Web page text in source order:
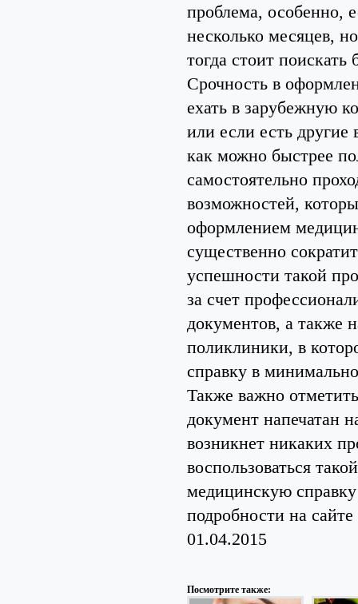
проблема, особенно,
несколько месяцев,
тогда стоит
Срочность в
ехать в зарубежную
или если есть
как можно быстрее
самостоятельно
возможностей,
оформлением
существенно
успешности такой
за счет
документов, а также
поликлиники, в
справку в
Также важно
документ напечатан
возникнет никаких
воспользоваться
медицинскую справку
подробности на
01.04.2015
Посмотрите также: